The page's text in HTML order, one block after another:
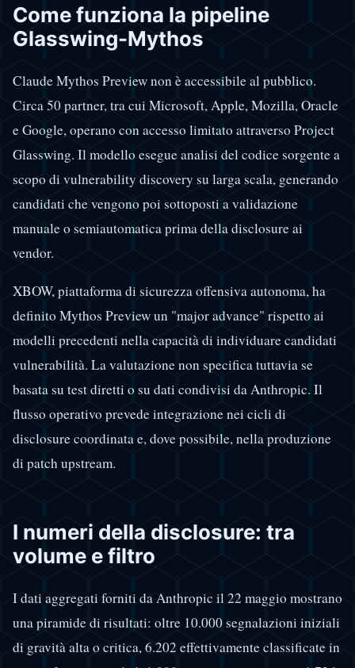
Come funziona la pipeline
Glasswing-Mythos
Claude Mythos Preview non è accessibile al pubblico.
Circa 50 partner, tra cui Microsoft, Apple, Mozilla, Oracle
e Google, operano con accesso limitato attraverso Project
Glasswing. Il modello esegue analisi del codice sorgente a
scopo di vulnerability discovery su larga scala, generando
candidati che vengono poi sottoposti a validazione
manuale o semiautomatica prima della disclosure ai
vendor.
XBOW, piattaforma di sicurezza offensiva autonoma, ha
definito Mythos Preview un "major advance" rispetto ai
modelli precedenti nella capacità di individuare candidati
vulnerabilità. La valutazione non specifica tuttavia se
basata su test diretti o su dati condivisi da Anthropic. Il
flusso operativo prevede integrazione nei cicli di
disclosure coordinata e, dove possibile, nella produzione
di patch upstream.
I numeri della disclosure: tra
volume e filtro
I dati aggregati forniti da Anthropic il 22 maggio mostrano
una piramide di risultati: oltre 10.000 segnalazioni iniziali
di gravità alta o critica, 6.202 effettivamente classificate in